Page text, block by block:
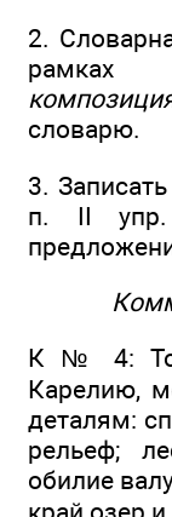
2.
словарю.
3.
п. II упр.
К № 4: То,
Карелию,
деталям:
рельеф;
обилие